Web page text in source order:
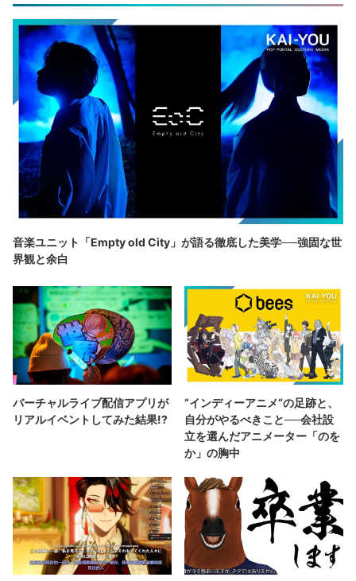
音楽ユニット「Empty old City」が語る徹底した美学──強固な世
界観と余白
バーチャルライブ配信アプリが
リアルイベントしてみた結果!?
“インディーアニメ“の足跡と、
自分がやるべきこと──会社設
立を選んだアニメーター「のを
か」の胸中